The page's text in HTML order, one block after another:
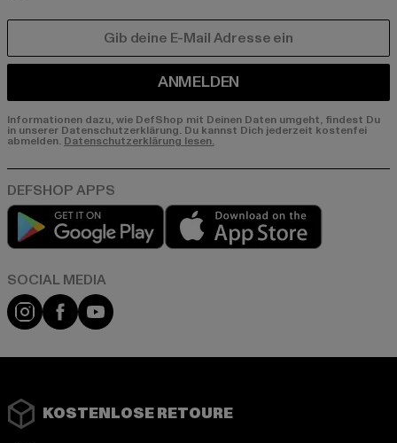
ANMELDEN
Informationen dazu, wie DefShop mit Deinen Daten umgeht, findest Du
in unserer Datenschutzerklärung. Du kannst Dich jederzeit kostenfei
abmelden. Datenschutzerklärung lesen.
Play market
Instagram
FacebookYouTube
KOSTENLOSE RETOURE